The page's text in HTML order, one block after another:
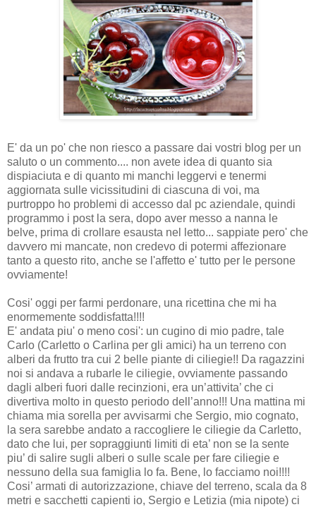
E' da un po' che non riesco a passare dai vostri blog per un
saluto o un commento.... non avete idea di quanto sia
dispiaciuta e di quanto mi manchi leggervi e tenermi
aggiornata sulle vicissitudini di ciascuna di voi, ma
purtroppo ho problemi di accesso dal pc aziendale, quindi
programmo i post la sera, dopo aver messo a nanna le
belve, prima di crollare esausta nel letto... sappiate pero' che
davvero mi mancate, non credevo di potermi affezionare
tanto a questo rito, anche se l'affetto e' tutto per le persone
ovviamente!
Cosi' oggi per farmi perdonare, una ricettina che mi ha
enormemente soddisfatta!!!!
E' andata piu' o meno cosi': un cugino di mio padre, tale
Carlo (Carletto o Carlina per gli amici) ha un terreno con
alberi da frutto tra cui 2 belle piante di ciliegie!! Da ragazzini
noi si andava a rubarle le ciliegie, ovviamente passando
dagli alberi fuori dalle recinzioni, era un’attivita’ che ci
divertiva molto in questo periodo dell’anno!!! Una mattina mi
chiama mia sorella per avvisarmi che Sergio, mio cognato,
la sera sarebbe andato a raccogliere le ciliegie da Carletto,
dato che lui, per sopraggiunti limiti di eta’ non se la sente
piu’ di salire sugli alberi o sulle scale per fare ciliegie e
nessuno della sua famiglia lo fa. Bene, lo facciamo noi!!!!
Cosi’ armati di autorizzazione, chiave del terreno, scala da 8
metri e sacchetti capienti io, Sergio e Letizia (mia nipote) ci